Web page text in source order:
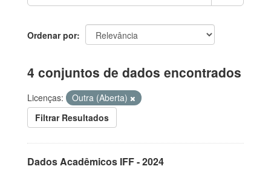
Ordenar por
4 conjuntos de dados encontrados
Licenças:
Outra (Aberta)
Filtrar Resultados
Dados Acadêmicos IFF - 2024